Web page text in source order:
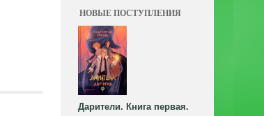
НОВЫЕ ПОСТУПЛЕНИЯ
Дарители. Книга первая.